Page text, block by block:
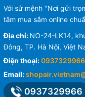
Với sứ mệnh "Nơi gửi
tâm mua sắm online
Địa chỉ: NO-24-LK14,
Đông, TP. Hà Nội, Việt
Điện thoại:0937329966
Email:
0937329966